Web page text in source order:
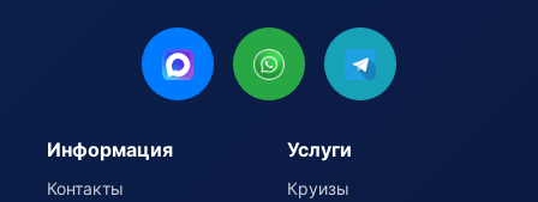
Информация
Контакты
Услуги
Круизы